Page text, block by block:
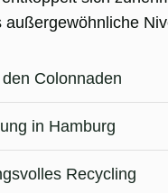
Colonnaden
in Hamburg
Recycling